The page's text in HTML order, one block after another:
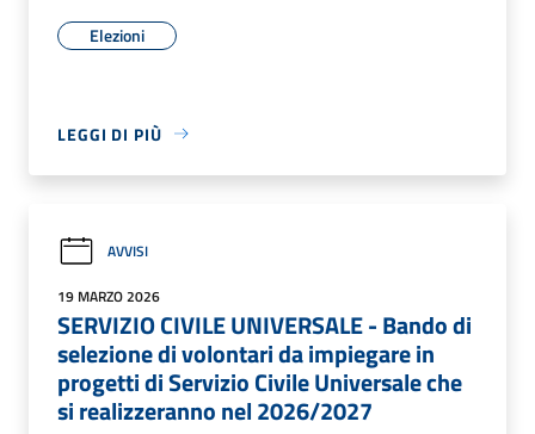
Elezioni
LEGGI DI PIÙ
AVVISI
19 MARZO 2026
SERVIZIO CIVILE UNIVERSALE - Bando di
selezione di volontari da impiegare in
progetti di Servizio Civile Universale che
si realizzeranno nel 2026/2027